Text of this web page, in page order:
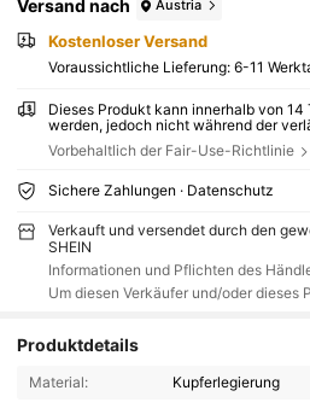
Versand nach Austria
Kostenloser Versand
Voraussichtliche Lieferung: 6-11
Dieses Produkt kann innerhalb von
werden, jedoch nicht während der
Vorbehaltlich der Fair-Use-Richtlinie
Sichere Zahlungen · Datenschutz
Verkauft und versendet durch den
SHEIN
Informationen und Pflichten des
Um diesen Verkäufer und/oder dieses
Produktdetails
Material: Kupferlegierung